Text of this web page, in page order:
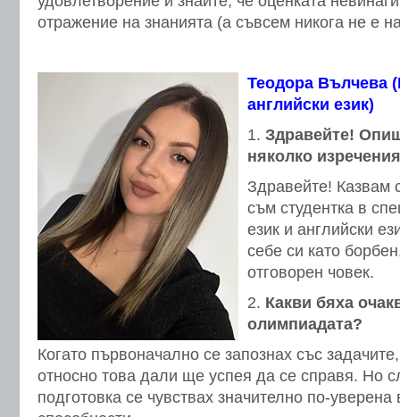
отражение на знанията (а съвсем никога не е
Теодора Вълчева
английски език)
Здравейте!
няколко
Здравейте! Казвам
съм студентка в
език и английски
себе си като
отговорен човек.
Какви бяха
олимпиадата?
Когато първоначално се запознах със
относно това дали ще успея да се справя. Но
подготовка се чувствах значително по-уверена